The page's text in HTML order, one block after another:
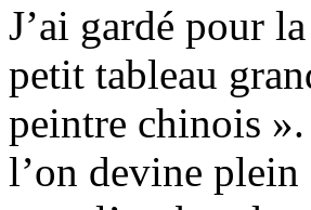
J’ai gardé pour
petit tableau
peintre chinois
l’on devine plein